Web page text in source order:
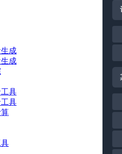
成
成
具
具